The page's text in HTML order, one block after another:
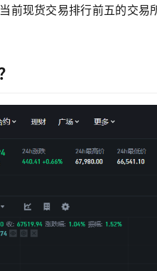
前现货交易排行前五的交